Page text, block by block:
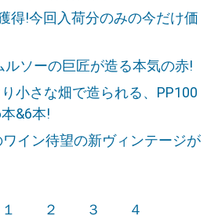
得!今回入荷分のみの今だけ価
ルソーの巨匠が造る本気の赤!
小さな畑で造られる、PP100
&6本!
ワイン待望の新ヴィンテージが
１ ２ ３ ４